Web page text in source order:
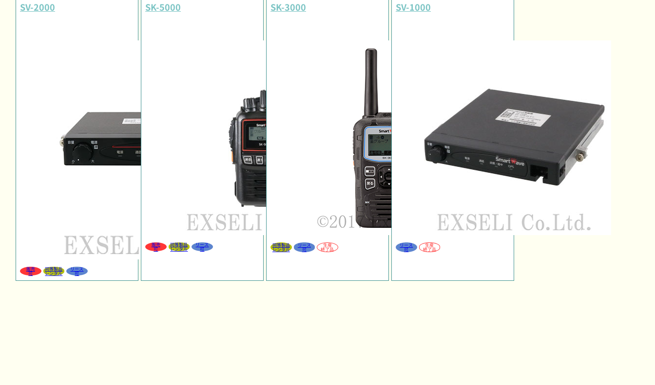
SV-2000
販売
可
同等製品
レンタル
リース
可
SK-5000
販売
可
同等製品
レンタル
リース
可
SK-3000
同等製品
レンタル
リース
可
生産
終了品
SV-1000
リース
可
生産
終了品